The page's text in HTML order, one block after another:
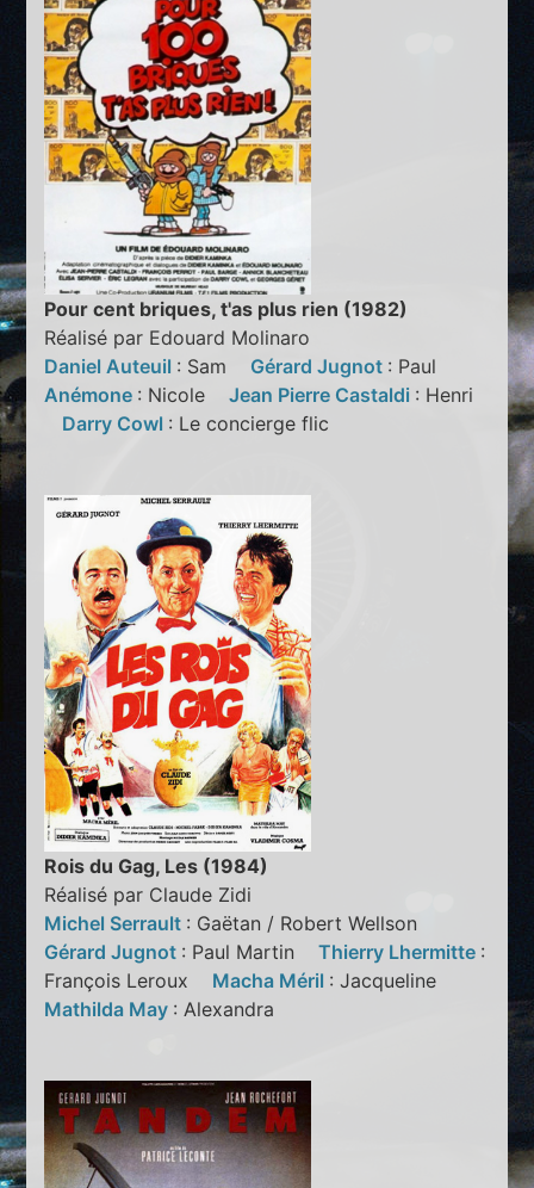
Pour cent briques, t'as plus rien (1982)
Réalisé par Edouard Molinaro
Daniel Auteuil : Sam Gérard Jugnot : Paul
Anémone : NicoleJean Pierre Castaldi : Henri
Darry Cowl : Le concierge flic
Rois du Gag, Les (1984)
Réalisé par Claude Zidi
Michel Serrault : Gaëtan / Robert Wellson
Gérard Jugnot : Paul MartinThierry Lhermitte :
François Leroux Macha Méril : Jacqueline
Mathilda May : Alexandra